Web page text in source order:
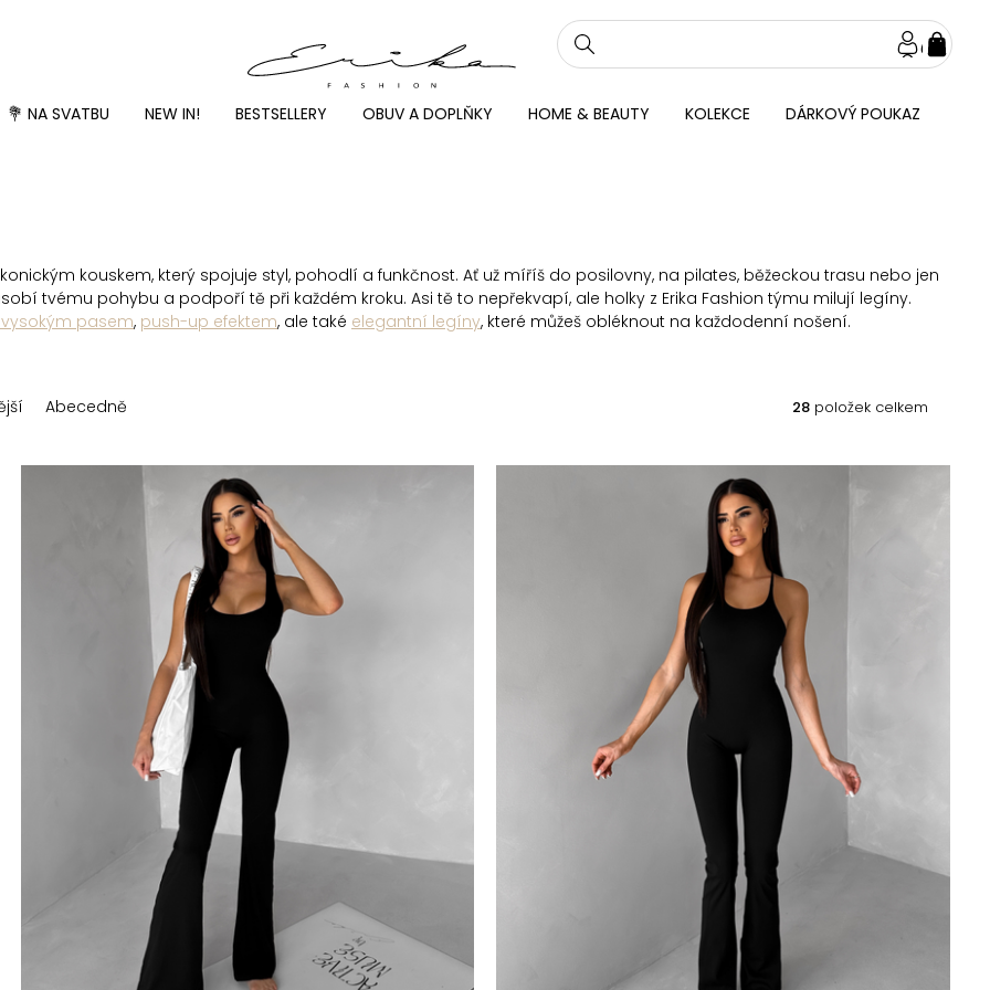
💐 NA SVATBU NEW IN! BESTSELLERY OBUV A DOPLŇKY HOME & BEAUTY KOLEKCE DÁRKOVÝ POUKAZ
kouskem, který spojuje styl, pohodlí a funkčnost. Ať už míříš do posilovny, na pilates, běžeckou trasu nebo jen
tvému pohybu a podpoří tě při každém kroku. Asi tě to nepřekvapí, ale holky z Erika Fashion týmu milují legíny.
pasem, push-up efektem, ale také elegantní legíny, které můžeš obléknout na každodenní nošení.
Abecedně 28 položek celkem